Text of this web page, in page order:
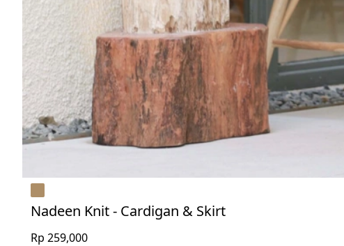
Nadeen Knit - Cardigan & Skirt
Rp 259,000